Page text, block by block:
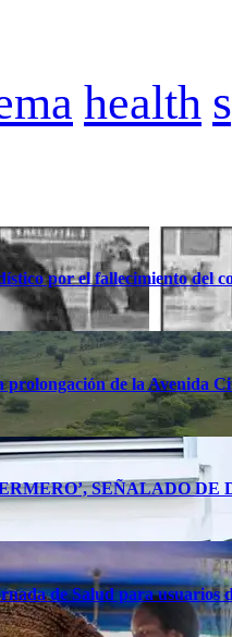
health
por el fallecimiento del
prolongación de la Avenida
SEÑALADO DE
de Salud para usuarios